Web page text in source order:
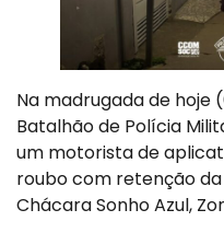
Na madrugada de hoje
Batalhão de Polícia
um motorista de
roubo com retenção
Chácara Sonho Azul,